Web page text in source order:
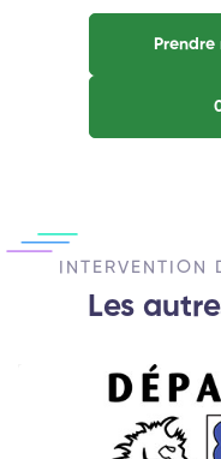
Prendre
INTERVENTION
Les